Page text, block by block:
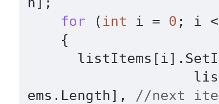
for ( int i = 0 ; i <
ems.Length], //next